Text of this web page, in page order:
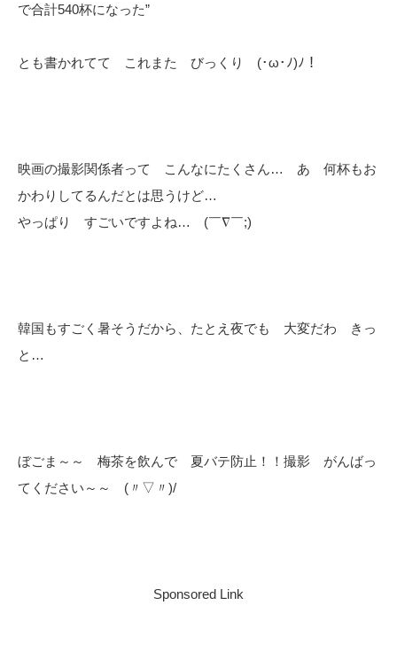
で合計540杯になった”
とも書かれてて これまた びっくり (･ω･ﾉ)ﾉ！
映画の撮影関係者って こんなにたくさん… あ 何杯もお
かわりしてるんだとは思うけど…
やっぱり すごいですよね… (￣∇￣;)
韓国もすごく暑そうだから、たとえ夜でも 大変だわ きっ
と…
ぼごま～～ 梅茶を飲んで 夏バテ防止！！撮影 がんばっ
てください～～ (〃▽〃)/
Sponsored Link